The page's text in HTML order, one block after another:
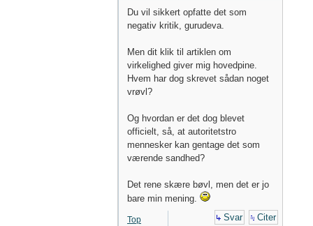
Du vil sikkert opfatte det som
negativ kritik, gurudeva.
Men dit klik til artiklen om
virkelighed giver mig hovedpine.
Hvem har dog skrevet sådan noget
vrøvl?
Og hvordan er det dog blevet
officielt, så, at autoritetstro
mennesker kan gentage det som
værende sandhed?
Det rene skære bøvl, men det er jo
bare min mening.
Top Svar Citer